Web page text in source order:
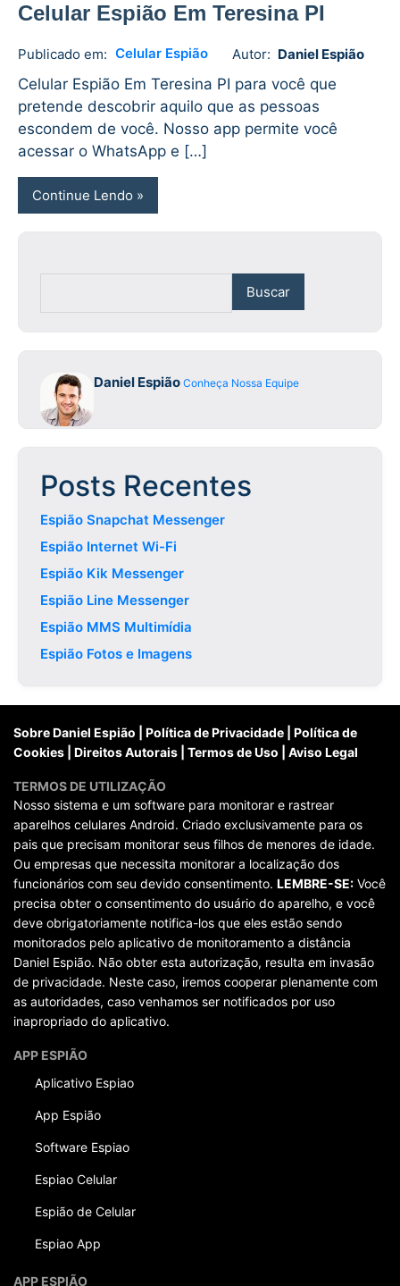
Celular Espião Em Teresina PI
Publicado em: Celular Espião Autor: Daniel Espião
Daniel
Espião
No
comments
Celular Espião Em Teresina PI para você que
pretende descobrir aquilo que as pessoas
escondem de você. Nosso app permite você
acessar o WhatsApp e […]
Continue Lendo
Buscar
Daniel Espião Conheça Nossa Equipe
Posts Recentes
Espião Snapchat Messenger
Espião Internet Wi-Fi
Espião Kik Messenger
Espião Line Messenger
Espião MMS Multimídia
Espião Fotos e Imagens
Sobre Daniel Espião Política de Privacidade
Política de
Cookies
Direitos Autorais Termos de Uso Aviso Legal
TERMOS DE UTILIZAÇÃO
Nosso sistema e um software para monitorar e rastrear
aparelhos celulares Android. Criado exclusivamente para os
pais que precisam monitorar seus filhos de menores de idade.
Ou empresas que necessita monitorar a localização dos
funcionários com seu devido consentimento. LEMBRE-SE: Você
precisa obter o consentimento do usuário do aparelho, e você
deve obrigatoriamente notifica-los que eles estão sendo
monitorados pelo aplicativo de monitoramento a distância
Daniel Espião. Não obter esta autorização, resulta em invasão
de privacidade. Neste caso, iremos cooperar plenamente com
as autoridades, caso venhamos ser notificados por uso
inapropriado do aplicativo.
APP ESPIÃO
Aplicativo Espiao
App Espião
Software Espiao
Espiao Celular
Espião de Celular
Espiao App
APP ESPIÃO